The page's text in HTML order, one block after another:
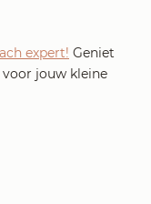
expert! Geniet
jouw kleine